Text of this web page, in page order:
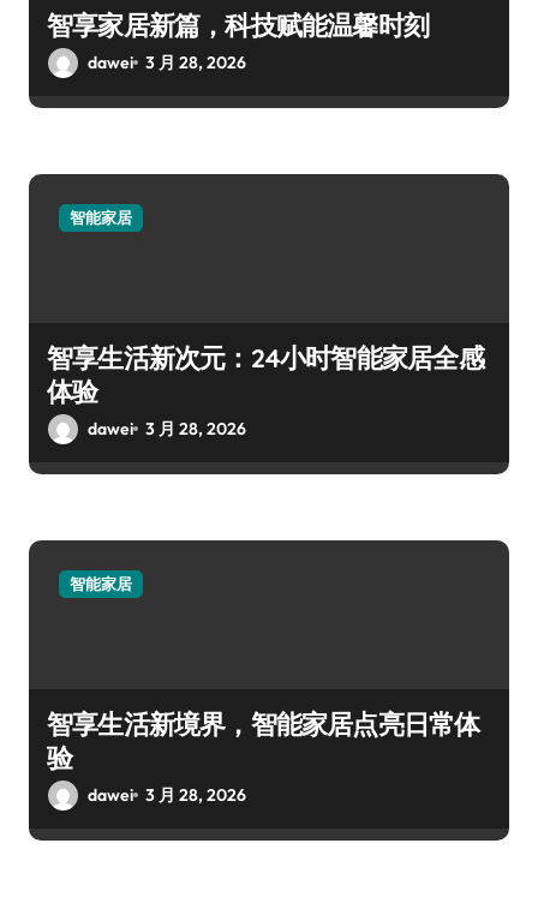
智享家居新篇，科技赋能温馨时刻
dawei 3 月 28, 2026
智能家居
智享生活新次元：24小时智能家居全感
体验
dawei 3 月 28, 2026
智能家居
智享生活新境界，智能家居点亮日常体
验
dawei 3 月 28, 2026